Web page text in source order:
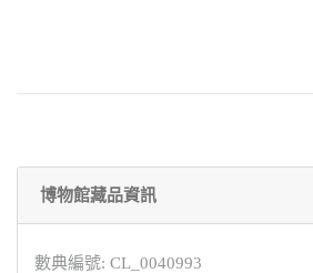
博物館藏品資訊
數典編號: CL_0040993